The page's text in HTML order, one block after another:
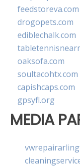
feedstoreva.com
drogopets.com
ediblechalk.com
oaksofa.com
soultacohtx.com
capishcaps.com
gpsyfl.org
MEDIA